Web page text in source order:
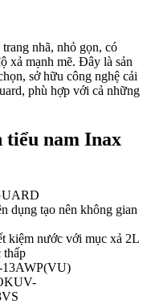
trang nhã, nhỏ gọn, có
xả mạnh mẽ. Đây là sản
sở hữu công nghệ cải
phù hợp với cả những
tiểu nam Inax
dụng tạo nên không gian
kiệm nước với mục xả 2L
thấp
13AWP(VU)